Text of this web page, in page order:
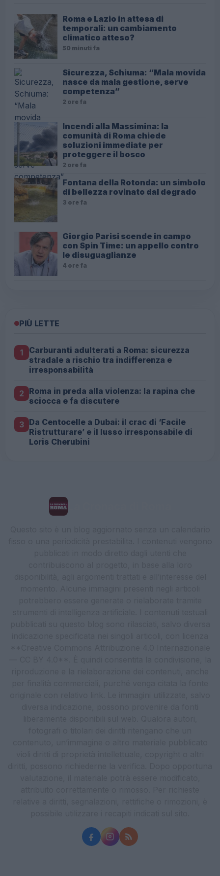
Roma e Lazio in attesa di
temporali: un cambiamento
climatico atteso?
50 minuti fa
Sicurezza, Schiuma: “Mala movida
nasce da mala gestione, serve
competenza”
2 ore fa
Incendi alla Massimina: la
comunità di Roma chiede
soluzioni immediate per
proteggere il bosco
2 ore fa
Fontana della Rotonda: un simbolo
di bellezza rovinato dal degrado
3 ore fa
Giorgio Parisi scende in campo
con Spin Time: un appello contro
le disuguaglianze
4 ore fa
PIÙ LETTE
1
Carburanti adulterati a Roma: sicurezza
stradale a rischio tra indifferenza e
irresponsabilità
2 Roma in preda alla violenza: la rapina che
sciocca e fa discutere
3 Da Centocelle a Dubai: il crac di ‘Facile
Ristrutturare’ e il lusso irresponsabile di
Loris Cherubini